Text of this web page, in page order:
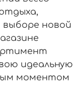
новой
идеальную
моментом